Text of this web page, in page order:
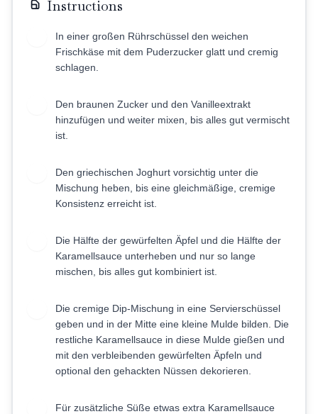
Instructions
In einer großen Rührschüssel den weichen
Frischkäse mit dem Puderzucker glatt und cremig
schlagen.
Den braunen Zucker und den Vanilleextrakt
hinzufügen und weiter mixen, bis alles gut vermischt
ist.
Den griechischen Joghurt vorsichtig unter die
Mischung heben, bis eine gleichmäßige, cremige
Konsistenz erreicht ist.
Die Hälfte der gewürfelten Äpfel und die Hälfte der
Karamellsauce unterheben und nur so lange
mischen, bis alles gut kombiniert ist.
Die cremige Dip-Mischung in eine Servierschüssel
geben und in der Mitte eine kleine Mulde bilden. Die
restliche Karamellsauce in diese Mulde gießen und
mit den verbleibenden gewürfelten Äpfeln und
optional den gehackten Nüssen dekorieren.
Für zusätzliche Süße etwas extra Karamellsauce